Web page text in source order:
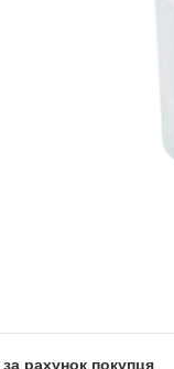
за рахунок покупця